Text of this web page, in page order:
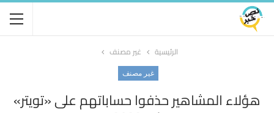
الرئيسية غير مصنف
غير مصنف
هؤلاء المشاهير حذفوا حساباتهم على «تويتر»